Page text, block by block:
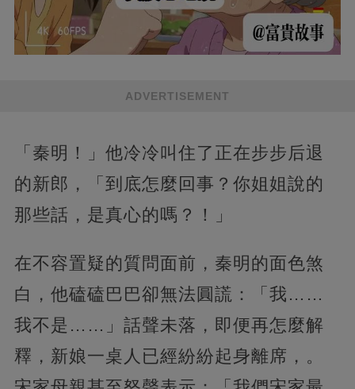
ADVERTISEMENT
「秦明！」他冷冷叫住了正在步步后退
的新郎，「到底怎麼回事？你姐姐說的
那些話，是真心的嗎？！」
在不容置疑的質問面前，秦明的面色煞
白，他磕磕巴巴卻無法圓謊：「我……
我不是……」話聲未落，即便再怎麼解
釋，新娘一桌人已經紛紛起身離席，。